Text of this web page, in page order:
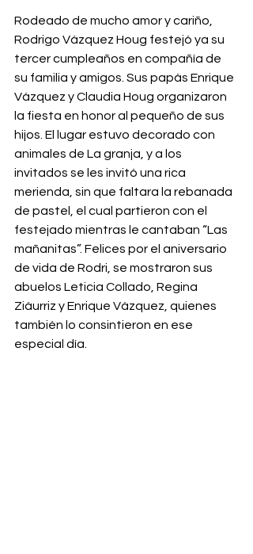
Rodeado de mucho amor y cariño,
Rodrigo Vázquez Houg festejó ya su
tercer cumpleaños en compañía de
su familia y amigos. Sus papás Enrique
Vázquez y Claudia Houg organizaron
la fiesta en honor al pequeño de sus
hijos. El lugar estuvo decorado con
animales de La granja, y a los
invitados se les invitó una rica
merienda, sin que faltara la rebanada
de pastel, el cual partieron con el
festejado mientras le cantaban “Las
mañanitas”. Felices por el aniversario
de vida de Rodri, se mostraron sus
abuelos Leticia Collado, Regina
Ziáurriz y Enrique Vázquez, quienes
también lo consintieron en ese
especial día.